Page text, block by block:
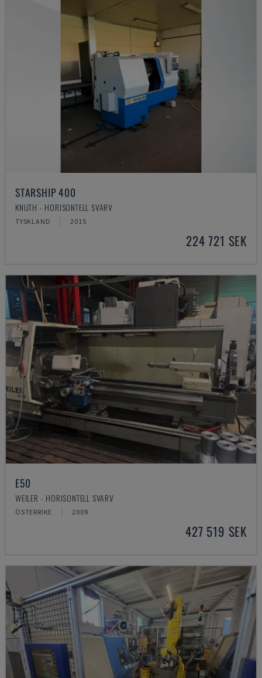
STARSHIP 400
KNUTH - HORISONTELL SVARV
TYSKLAND 2015
224 721 SEK
E50
WEILER - HORISONTELL SVARV
ÖSTERRIKE 2009
427 519 SEK